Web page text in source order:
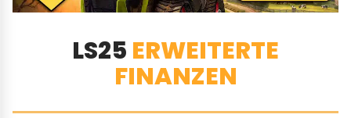
LS25 ERWEITERTE
FINANZEN